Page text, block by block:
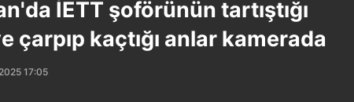
İETT şoförünün tartıştığı
çarpıp kaçtığı anlar kamerada
17:05